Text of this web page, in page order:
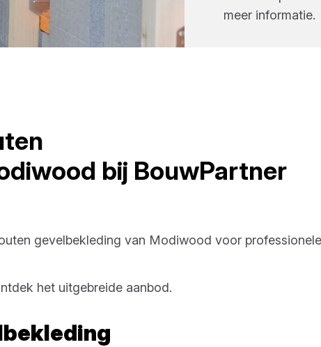
meer informatie.
bij BouwPartner
gevelbekleding van Modiwood voor professionele
het uitgebreide aanbod.